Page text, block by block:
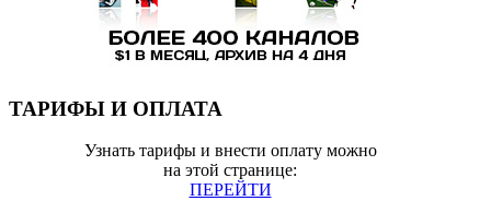
ТАРИФЫ И ОПЛАТА
Узнать тарифы и внести оплату можно
на этой странице:
ПЕРЕЙТИ